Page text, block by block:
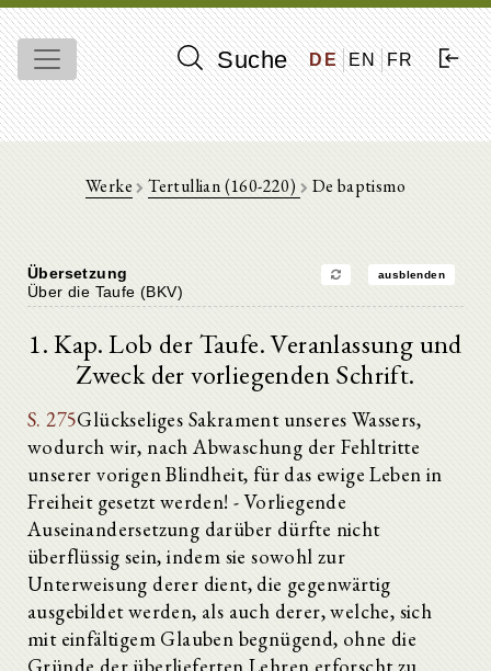
Suche DE EN FR
Werke Tertullian (160-220) De baptismo
Übersetzung ausblenden
Über die Taufe (BKV)
1. Kap. Lob der Taufe. Veranlassung und
Zweck der vorliegenden Schrift.
S. 275Glückseliges Sakrament unseres Wassers,
wodurch wir, nach Abwaschung der Fehltritte
unserer vorigen Blindheit, für das ewige Leben in
Freiheit gesetzt werden! - Vorliegende
Auseinandersetzung darüber dürfte nicht
überflüssig sein, indem sie sowohl zur
Unterweisung derer dient, die gegenwärtig
ausgebildet werden, als auch derer, welche, sich
mit einfältigem Glauben begnügend, ohne die
Gründe der überlieferten Lehren erforscht zu